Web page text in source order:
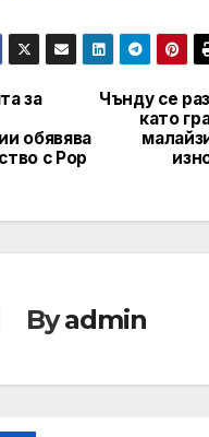
Чънду се
като
за
обявява
с Pop
Byadmin